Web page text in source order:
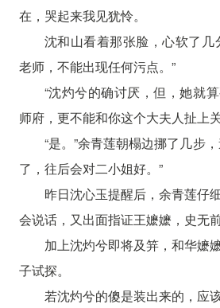
在，哭起来我见犹怜。
沈和山看着那张脸，心软了几
老师，不能出现任何污点。”
“沈灼兮的确讨厌，但，她就
师府，更不能和你这个大夫人扯上
“是。”余青莲朝榻边挪了几步
了，往后会对二小姐好。”
昨日沈心玉提醒后，余青莲仔
会说话，又出面指证王嬷嬷，史无
加上沈灼兮即将及笄，和华嬷
子试探。
若沈灼兮的傻是装出来的，应